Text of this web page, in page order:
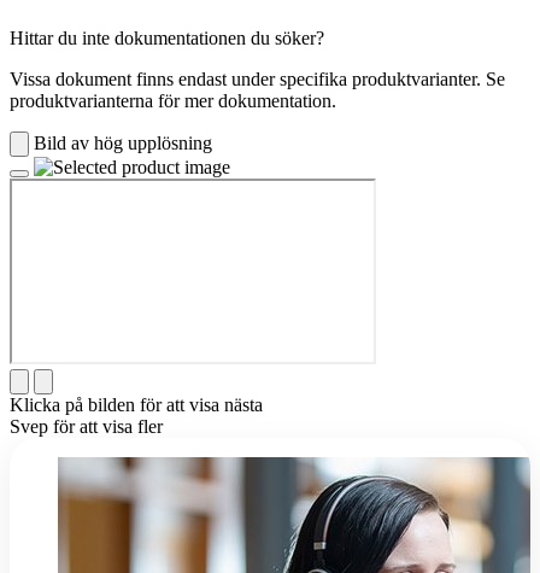
Hittar du inte dokumentationen du söker?
Vissa dokument finns endast under specifika produktvarianter. Se
produktvarianterna för mer dokumentation.
Bild av hög upplösning
Klicka på bilden för att visa nästa
Svep för att visa fler